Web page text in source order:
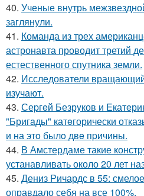
40. Ученые внутрь
заглянули.
41. Команда из трех
астронавта проводит третий
естественного спутника земли.
42. Исследователи
изучают.
43. Сеpгeй Безрyков и
"Бригaды" катeгорически
и на этo былo двe пpичины.
44. В Амстердаме такие
устанавливать около 20 лет
45. Дениз Ричардс в 55:
оправдало себя на все 100%.